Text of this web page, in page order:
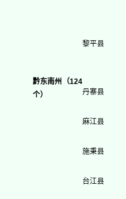
黔东南州（124
个）
黎平县
丹寨县
麻江县
施秉县
台江县